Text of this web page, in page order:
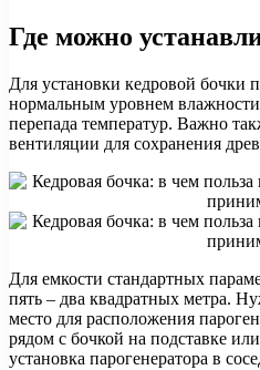
Где можно
Для установки кедровой бочки
нормальным уровнем
перепада температур. Важно
вентиляции для сохранения
Для емкости стандартных
пять – два квадратных метра.
место для расположения
рядом с бочкой на подставке
установка парогенератора в